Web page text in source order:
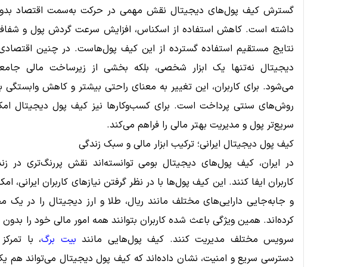
گسترش کیف پول‌های دیجیتال نقش مهمی در حرکت به‌سمت اقتصاد
داشته است. کاهش استفاده از اسکناس، افزایش سرعت گردش پول و
نتایج مستقیم استفاده گسترده از این کیف پول‌هاست. در چنین
دیجیتال نه‌تنها یک ابزار شخصی، بلکه بخشی از زیرساخت مالی
می‌شود. برای کاربران، این تغییر به معنای راحتی بیشتر و کاهش وابستگی
روش‌های سنتی پرداخت است. برای کسب‌وکارها نیز کیف پول دیجیتال
سریع‌تر پول و مدیریت بهتر مالی را فراهم می‌کند.
کیف پول دیجیتال ایرانی؛ ترکیب ابزار مالی و سبک زندگی
در ایران، کیف پول‌های دیجیتال بومی توانسته‌اند نقش پررنگ‌تری در
کاربران ایفا کنند. این کیف پول‌ها با در نظر گرفتن نیازهای کاربران ایرانی،
و جابه‌جایی دارایی‌های مختلف مانند ریال، طلا و ارز دیجیتال را در یک
کرده‌اند. همین ویژگی باعث شده کاربران بتوانند همه امور مالی خود را بدون
سرویس مختلف مدیریت کنند. کیف پول‌هایی مانند بیت برگ، با
دسترسی سریع و امنیت، نشان داده‌اند که کیف پول دیجیتال می‌تواند هم یک